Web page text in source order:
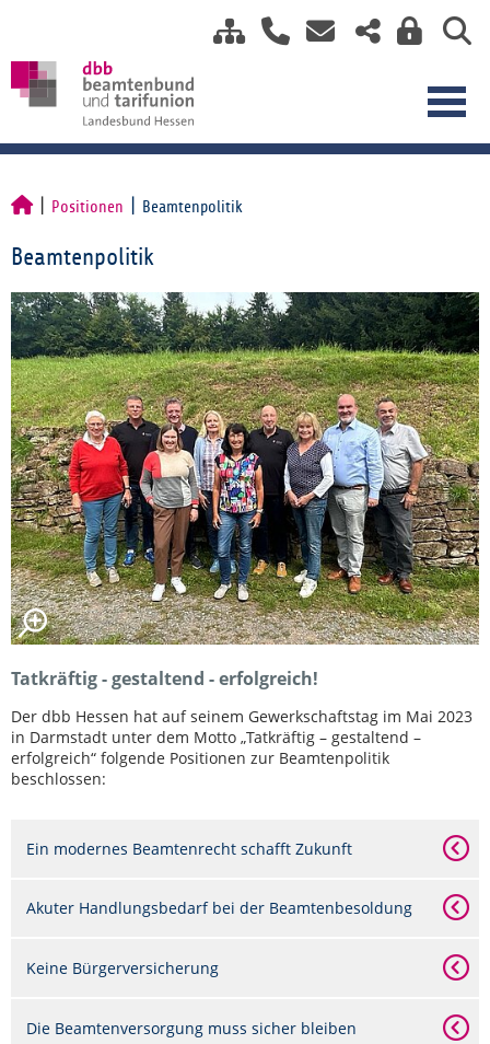
Positionen Beamtenpolitik
Beamtenpolitik
Tatkräftig - gestaltend - erfolgreich!
Der dbb Hessen hat auf seinem Gewerkschaftstag im Mai 2023
in Darmstadt unter dem Motto „Tatkräftig – gestaltend –
erfolgreich“ folgende Positionen zur Beamtenpolitik
beschlossen:
Ein modernes Beamtenrecht schafft Zukunft
Akuter Handlungsbedarf bei der Beamtenbesoldung
Keine Bürgerversicherung
Die Beamtenversorgung muss sicher bleiben